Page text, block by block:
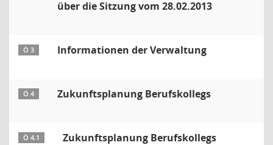
über die Sitzung vom 28.02.2013
Ö 3 Informationen der Verwaltung
Ö 4 Zukunftsplanung Berufskollegs
Ö 4.1
Zukunftsplanung Berufskollegs